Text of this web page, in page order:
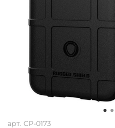
арт. CP-0173